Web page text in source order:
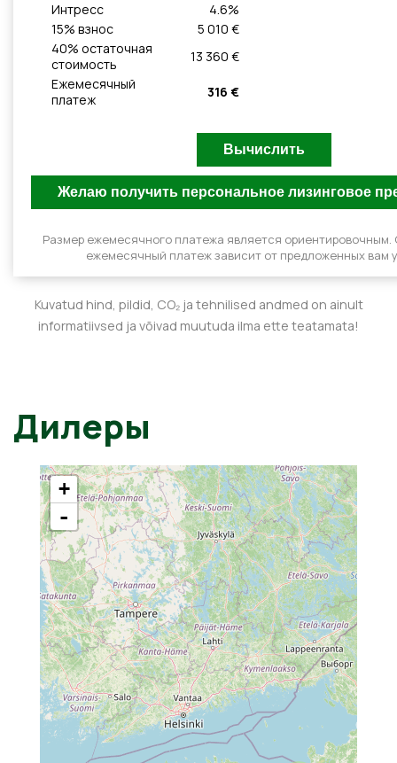
Интресс
4.6%
15% взнос
5 010 €
40% остаточная
стоимость
13 360 €
Ежемесячный
платеж
316 €
Размер ежемесячного платежа является
ежемесячный платеж зависит от предложенных вам
Kuvatud hind, pildid, CO₂ ja tehnilised andmed on ainult
informatiivsed ja võivad muutuda ilma ette teatamata!
Дилеры
+
-